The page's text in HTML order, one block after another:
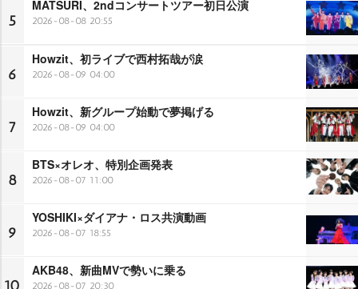
5
MATSURI、2ndコンサートツアー初日公演
2026-08-08 20:55
6
Howzit、初ライブで西村拓哉が涙
2026-08-09 04:00
7
Howzit、新グループ始動で夢掲げる
2026-08-09 04:00
8
BTS×オレオ、特別企画発表
2026-08-07 11:00
9
YOSHIKI×ダイアナ・ロス共演動画
2026-08-07 18:55
AKB48、新曲MVで勢いに乗る
2026-08-07 20:30